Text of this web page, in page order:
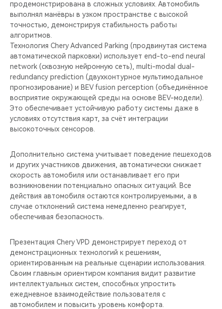
продемонстрирована в сложных условиях. Автомобиль
выполнял манёвры в узком пространстве с высокой
точностью, демонстрируя стабильность работы
алгоритмов.
Технология Chery Advanced Parking (продвинутая система
автоматической парковки) использует end-to-end neural
network (сквозную нейронную сеть), multi-modal dual-
redundancy prediction (двухконтурное мультимодальное
прогнозирование) и BEV fusion perception (объединённое
восприятие окружающей среды на основе BEV-модели).
Это обеспечивает устойчивую работу системы даже в
условиях отсутствия карт, за счёт интеграции
высокоточных сенсоров.
Дополнительно система учитывает поведение пешеходов
и других участников движения, автоматически снижает
скорость автомобиля или останавливает его при
возникновении потенциально опасных ситуаций. Все
действия автомобиля остаются контролируемыми, а в
случае отклонений система немедленно реагирует,
обеспечивая безопасность.
Презентация Chery VPD демонстрирует переход от
демонстрационных технологий к решениям,
ориентированным на реальные сценарии использования.
Своим главным ориентиром компания видит развитие
интеллектуальных систем, способных упростить
ежедневное взаимодействие пользователя с
автомобилем и повысить уровень комфорта.